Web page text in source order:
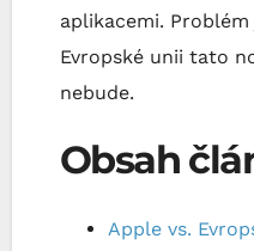
aplikacemi.
Evropské unii tato
nebude.
Obsah
Apple vs.